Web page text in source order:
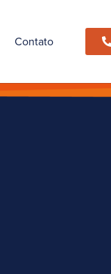
Contato